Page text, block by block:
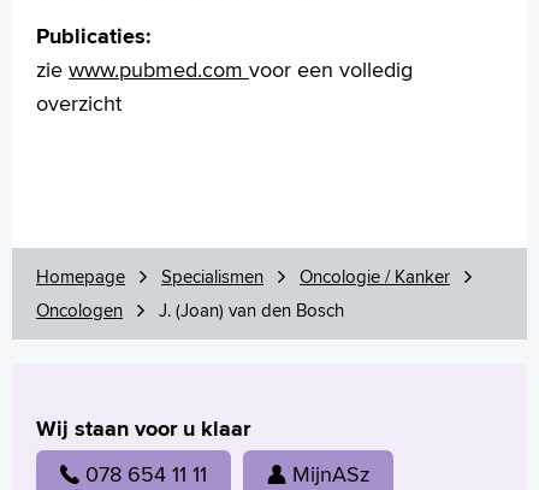
Publicaties:
zie www.pubmed.com voor een volledig
overzicht
Homepage Specialismen
Oncologie / Kanker
Oncologen
J. (Joan) van den Bosch
Wij staan voor u klaar
078 654 11 11 MijnASz